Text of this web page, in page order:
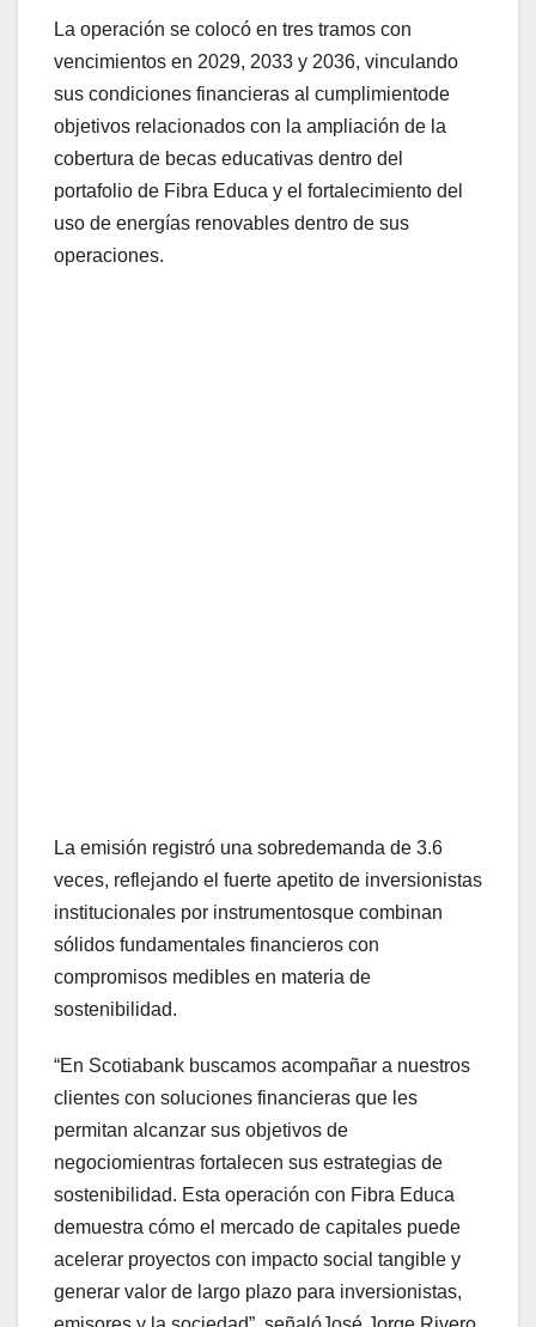
La operación se colocó en tres tramos con
vencimientos en 2029, 2033 y 2036, vinculando
sus condiciones financieras al cumplimientode
objetivos relacionados con la ampliación de la
cobertura de becas educativas dentro del
portafolio de Fibra Educa y el fortalecimiento del
uso de energías renovables dentro de sus
operaciones.
La emisión registró una sobredemanda de 3.6
veces, reflejando el fuerte apetito de inversionistas
institucionales por instrumentosque combinan
sólidos fundamentales financieros con
compromisos medibles en materia de
sostenibilidad.
“En Scotiabank buscamos acompañar a nuestros
clientes con soluciones financieras que les
permitan alcanzar sus objetivos de
negociomientras fortalecen sus estrategias de
sostenibilidad. Esta operación con Fibra Educa
demuestra cómo el mercado de capitales puede
acelerar proyectos con impacto social tangible y
generar valor de largo plazo para inversionistas,